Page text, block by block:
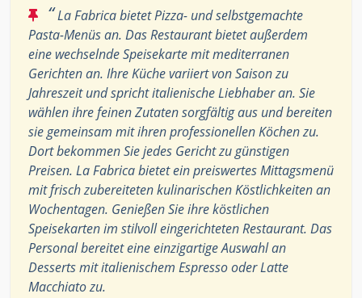
“La Fabrica bietet Pizza- und selbstgemachte
Pasta-Menüs an. Das Restaurant bietet außerdem
eine wechselnde Speisekarte mit mediterranen
Gerichten an. Ihre Küche variiert von Saison zu
Jahreszeit und spricht italienische Liebhaber an. Sie
wählen ihre feinen Zutaten sorgfältig aus und bereiten
sie gemeinsam mit ihren professionellen Köchen zu.
Dort bekommen Sie jedes Gericht zu günstigen
Preisen. La Fabrica bietet ein preiswertes Mittagsmenü
mit frisch zubereiteten kulinarischen Köstlichkeiten an
Wochentagen. Genießen Sie ihre köstlichen
Speisekarten im stilvoll eingerichteten Restaurant. Das
Personal bereitet eine einzigartige Auswahl an
Desserts mit italienischem Espresso oder Latte
Macchiato zu.